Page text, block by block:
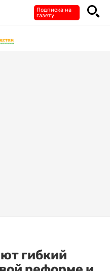
Подписка на
газету
гибкий